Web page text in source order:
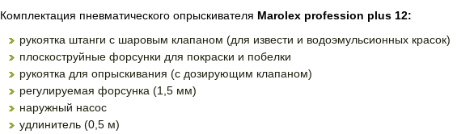
Комплектация пневматического опрыскивателя Marolex profession plus 12:
рукоятка штанги с шаровым клапаном (для извести и водоэмульсионных красок)
плоскоструйные форсунки для покраски и побелки
рукоятка для опрыскивания (с дозирующим клапаном)
регулируемая форсунка (1,5 мм)
наружный насос
удлинитель (0,5 м)